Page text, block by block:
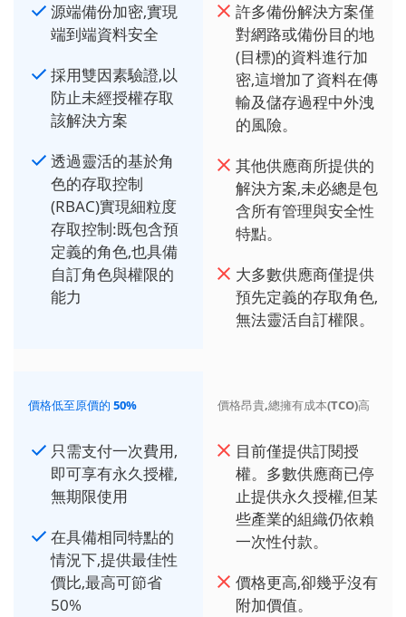
源端備份加密,實現
端到端資料安全
採用雙因素驗證,以
防止未經授權存取
該解決方案
透過靈活的基於角
色的存取控制
(RBAC)實現細粒度
存取控制:既包含預
定義的角色,也具備
自訂角色與權限的
能力
許多備份解決方案僅
對網路或備份目的地
(目標)的資料進行加
密,這增加了資料在傳
輸及儲存過程中外洩
的風險。
其他供應商所提供的
解決方案,未必總是包
含所有管理與安全性
特點。
大多數供應商僅提供
預先定義的存取角色,
無法靈活自訂權限。
價格低至原價的 50%
只需支付一次費用,
即可享有永久授權,
無期限使用
在具備相同特點的
情況下,提供最佳性
價比,最高可節省
50%
價格昂貴,總擁有成本(TCO)高
目前僅提供訂閱授
權。多數供應商已停
止提供永久授權,但某
些產業的組織仍依賴
一次性付款。
價格更高,卻幾乎沒有
附加價值。